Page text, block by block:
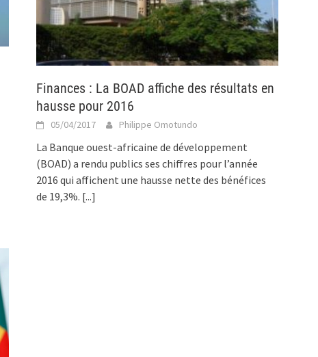
Finances : La BOAD affiche des résultats en
hausse pour 2016
05/04/2017 Philippe Omotundo
La Banque ouest-africaine de développement
(BOAD) a rendu publics ses chiffres pour l’année
2016 qui affichent une hausse nette des bénéfices
de 19,3%. [...]